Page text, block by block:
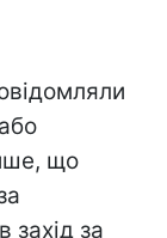
що
захід за